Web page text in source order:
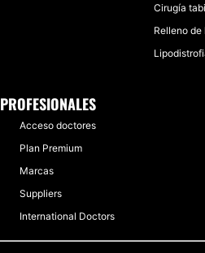
Cirugía
Relleno
PROFESIONALES
Acceso doctores
Plan Premium
Marcas
Suppliers
International Doctors